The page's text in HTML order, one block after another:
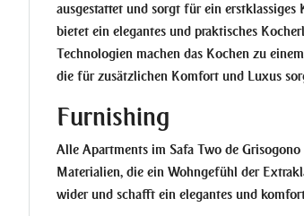
ausgestattet und sorgt für ein
bietet ein elegantes und praktisches
Technologien machen das Kochen zu
die für zusätzlichen Komfort und Luxus
Furnishing
Alle Apartments im Safa Two de
Materialien, die ein Wohngefühl der
wider und schafft ein elegantes und